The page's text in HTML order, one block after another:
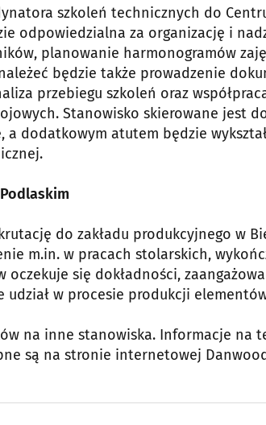
szkoleń technicznych do
odpowiedzialna za organizację i
planowanie harmonogramów
będzie także prowadzenie
przebiegu szkoleń oraz
Stanowisko skierowane jest
a dodatkowym atutem będzie
do zakładu produkcyjnego w
m.in. w pracach stolarskich,
oczekuje się dokładności,
udział w procesie produkcji
na inne stanowiska. Informacje na
są na stronie internetowej